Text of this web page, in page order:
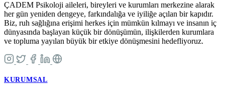
ÇADEM Psikoloji aileleri, bireyleri ve kurumları merkezine alarak
her gün yeniden dengeye, farkındalığa ve iyiliğe açılan bir kapıdır.
Biz, ruh sağlığına erişimi herkes için mümkün kılmayı ve insanın iç
dünyasında başlayan küçük bir dönüşümün, ilişkilerden kurumlara
ve topluma yayılan büyük bir etkiye dönüşmesini hedefliyoruz.
KURUMSAL